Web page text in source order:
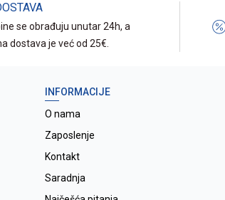
se obrađuju unutar 24h, a
dostava je već od 25€.
INFORMACIJE
O nama
Zaposlenje
Kontakt
Saradnja